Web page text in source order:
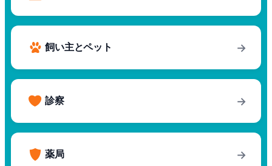
飼い主とペット →
診察 →
薬局 →